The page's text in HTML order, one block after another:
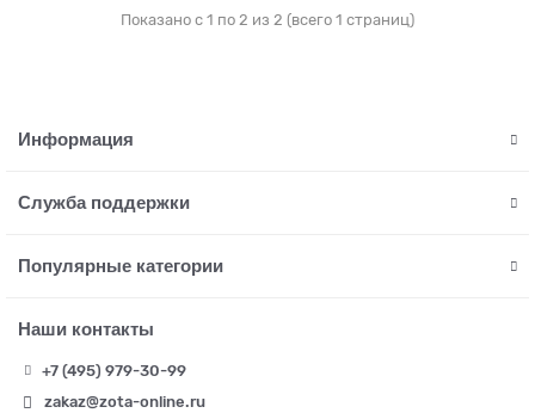
Показано с 1 по 2 из 2 (всего 1 страниц)
Информация
Служба поддержки
Популярные категории
Наши контакты
+7 (495) 979-30-99
zakaz@zota-online.ru